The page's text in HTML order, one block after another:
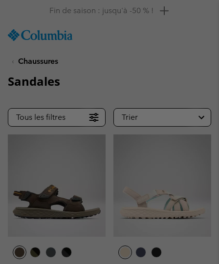
TO
SKIP
MAIN
SKIP
TO
SEARCH
Remise de 10 % à saisir
Chaussures
Sandales
Tous les filtres Trier